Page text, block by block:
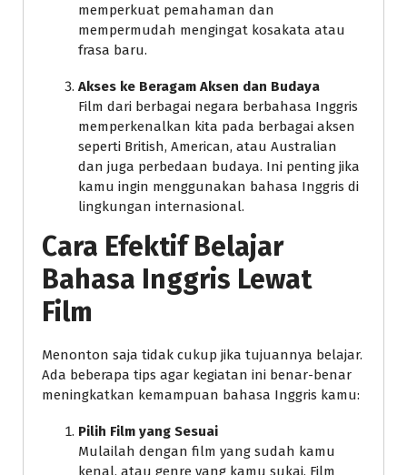
memperkuat pemahaman dan
mempermudah mengingat kosakata atau
frasa baru.
Akses ke Beragam Aksen dan Budaya
Film dari berbagai negara berbahasa Inggris
memperkenalkan kita pada berbagai aksen
seperti British, American, atau Australian
dan juga perbedaan budaya. Ini penting jika
kamu ingin menggunakan bahasa Inggris di
lingkungan internasional.
Cara Efektif Belajar
Bahasa Inggris Lewat
Film
Menonton saja tidak cukup jika tujuannya belajar.
Ada beberapa tips agar kegiatan ini benar-benar
meningkatkan kemampuan bahasa Inggris kamu:
Pilih Film yang Sesuai
Mulailah dengan film yang sudah kamu
kenal, atau genre yang kamu sukai. Film